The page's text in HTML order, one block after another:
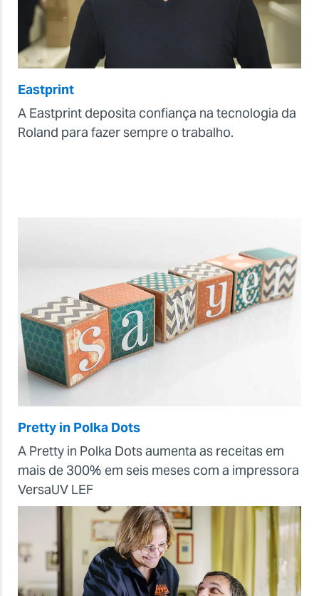
Eastprint
A Eastprint deposita confiança na tecnologia da
Roland para fazer sempre o trabalho.
Pretty in Polka Dots
A Pretty in Polka Dots aumenta as receitas em
mais de 300% em seis meses com a impressora
VersaUV LEF